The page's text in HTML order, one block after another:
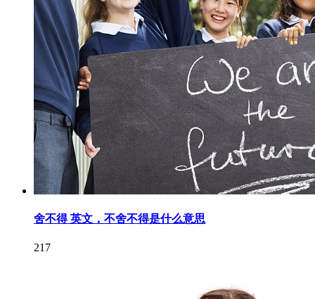
舍不得 英文，不舍不得是什么意思
217